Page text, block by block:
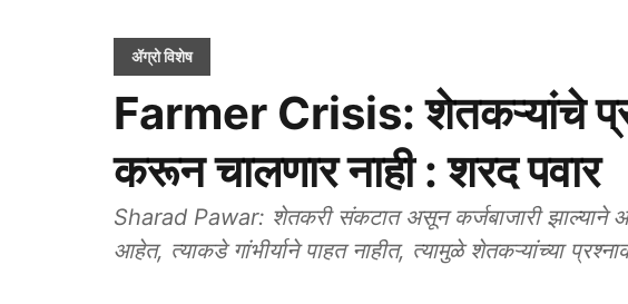
ॲग्रो विशेष
Farmer Crisis: शेतकऱ्यांचे
करून चालणार नाही : शरद पवार
Sharad Pawar: शेतकरी संकटात असून कर्जबाजारी झाल्याने
आहेत, त्याकडे गांभीर्याने पाहत नाहीत, त्यामुळे शेतकऱ्यांच्या